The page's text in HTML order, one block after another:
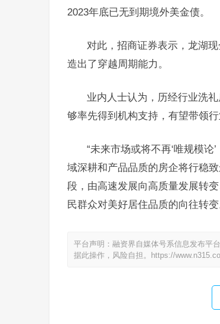
2023年底已无到期境外美金债。
对此，招商证券表示，龙湖
造出了穿越周期能力。
业内人士认为，历经行业洗
够率先得到机构支持，有望带领
“未来市场或将不再‘唯规模
域深耕和产品品质的房企将行稳
段，由高速发展向高质量发展转
民群众对美好居住品质的向往转变
平台声明：融资界自媒体号系信息发布平
据此操作，风险自担。
https://